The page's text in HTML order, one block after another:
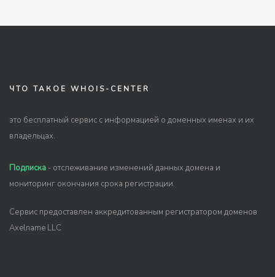
ЧТО ТАКОЕ WHOIS-CENTER
это бесплатный сервис с информацией о доменных именах и их
владельцах.
Подписка - отслеживание изменений данных домена и
мониторинг окончания срока регистрации.
Сервис предоставлен аккредитованным регистратором доменов
Axelname LLC